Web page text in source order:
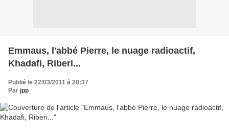
Emmaus, l'abbé Pierre, le nuage radioactif,
Khadafi, Riberi...
Publié le 22/03/2011 à 20:37
Par jpp